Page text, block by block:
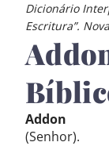
Dicionário
Escritura”.
Addon
(Senhor).